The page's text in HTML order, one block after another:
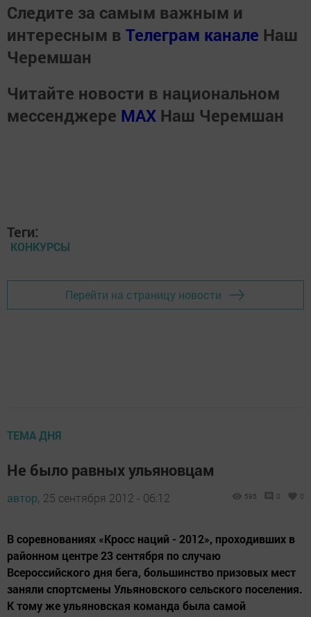
Следите за самым важным и
интересным в Телеграм канале Наш
Черемшан
Читайте новости в национальном
мессенджере MАХ Наш Черемшан
Теги:
КОНКУРСЫ
Перейти на страницу новости
ТЕМА ДНЯ
Не было равных ульяновцам
автор, 25 сентября 2012 - 06:12 595 0 0
В соревнованиях «Кросс наций - 2012», проходивших в
районном центре 23 сентября по случаю
Всероссийского дня бега, большинство призовых мест
заняли спортсмены Ульяновского сельского поселения.
К тому же ульяновская команда была самой